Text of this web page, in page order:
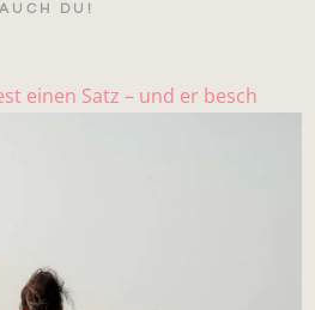
AUCH DU!
einen Satz – und er besch